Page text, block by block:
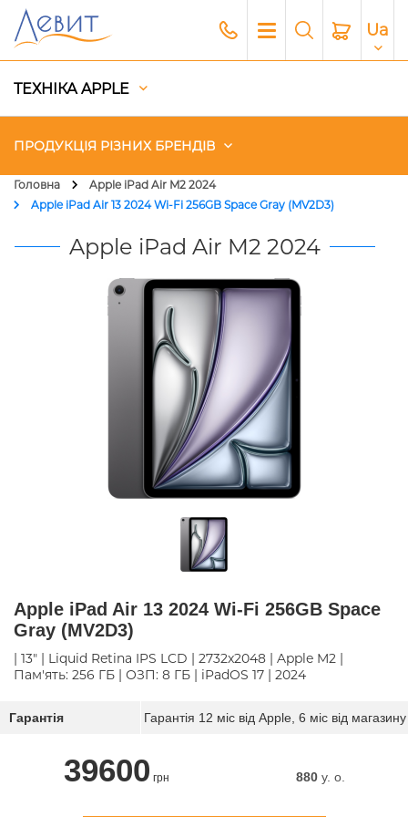
Ua
ТЕХНІКА APPLE
ПРОДУКЦІЯ РІЗНИХ БРЕНДІВ
Чохли
Акустика
Генератори і Зарядні станції
Головна
Apple iPad Air M2 2024
Apple iPad Air 13 2024 Wi-Fi 256GB Space Gray (MV2D3)
Apple iPad Air M2 2024
Apple iPad Air 13 2024 Wi-Fi 256GB Space
Gray (MV2D3)
| 13" | Liquid Retina IPS LCD | 2732x2048 | Apple M2 |
Пам'ять: 256 ГБ | ОЗП: 8 ГБ | iPadOS 17 | 2024
Гарантія Гарантія 12 міс від Apple, 6 міс від магазину
39600 грн 880y. о.